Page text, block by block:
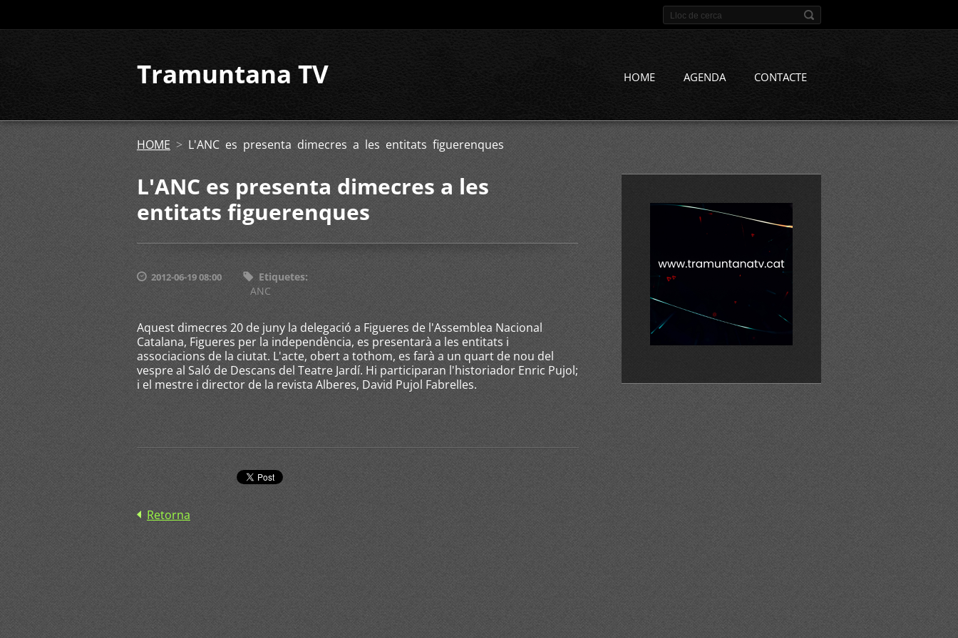
Tramuntana TV HOME AGENDA CONTACTE
HOME > L'ANC es presenta dimecres a les entitats figuerenques
L'ANC es presenta dimecres a les
entitats figuerenques
2012-06-19 08:00 Etiquetes:
ANC
Aquest dimecres 20 de juny la delegació a Figueres de l'Assemblea Nacional
Catalana, Figueres per la independència, es presentarà a les entitats i
associacions de la ciutat. L'acte, obert a tothom, es farà a un quart de nou del
vespre al Saló de Descans del Teatre Jardí. Hi participaran l'historiador Enric Pujol;
i el mestre i director de la revista Alberes, David Pujol Fabrelles.
Retorna